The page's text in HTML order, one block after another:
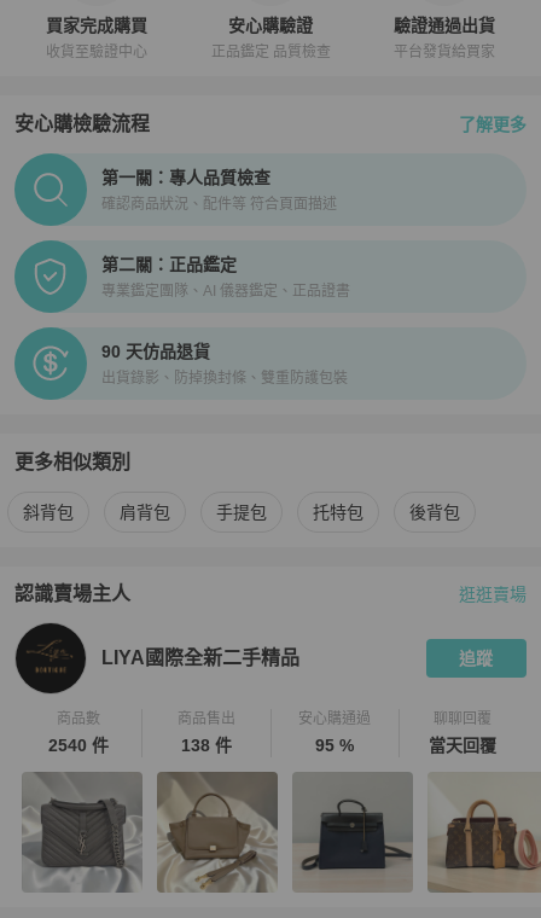
買家完成購買
收貨至驗證中心
安心購驗證
正品鑑定 品質檢查
驗證通過出貨
平台發貨給買家
安心購檢驗流程 了解更多
PopChill拍拍圈正品驗證、安心購檢驗流程介紹
第一關：專人品質檢查
確認商品狀況、配件等 符合頁面描述
第二關：正品鑑定
專業鑑定團隊、AI 儀器鑑定、正品證書
90 天仿品退貨
出貨錄影、防掉換封條、雙重防護包裝
更多相似類別
更多Alexander Wang 女包相似商品推薦
斜背包 肩背包 手提包 托特包 後背包
認識賣場主人
PopChill 拍拍圈嚴選賣家 介紹
逛逛賣場
LIYA國際全新二手精品 追蹤
商品數
2540 件
商品售出
138 件
安心購通過
95 %
聊聊回覆
當天回覆